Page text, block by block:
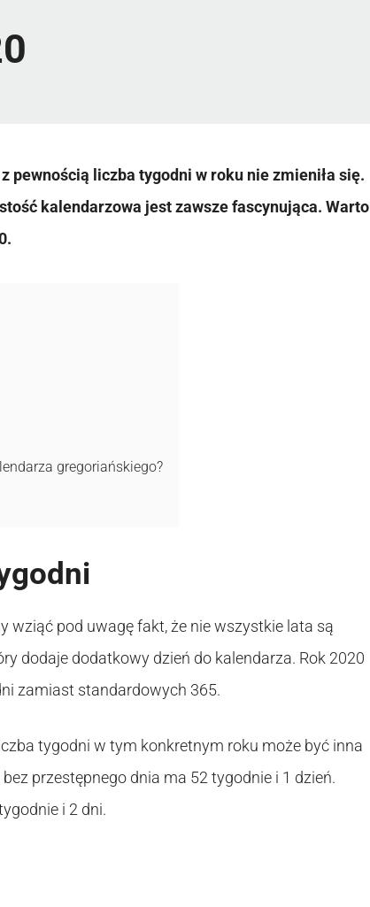
pewnością liczba tygodni w roku nie zmieniła się.
kalendarzowa jest zawsze fascynująca. Warto
gregoriańskiego?
wziąć pod uwagę fakt, że nie wszystkie lata są
dodaje dodatkowy dzień do kalendarza. Rok 2020
zamiast standardowych 365.
tygodni w tym konkretnym roku może być inna
przestępnego dnia ma 52 tygodnie i 1 dzień.
i 2 dni.